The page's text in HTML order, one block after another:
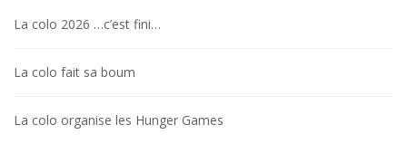
La colo 2026 …c’est fini…
La colo fait sa boum
La colo organise les Hunger Games